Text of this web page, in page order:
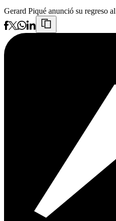
Gerard Piqué anunció su regreso